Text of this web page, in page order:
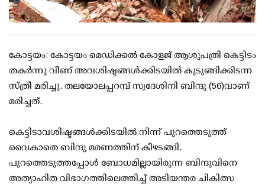
കോട്ടയം: കോട്ടയം മെഡിക്കല്‍ കോളജ് ആശുപത്രി കെട്ടിടം
തകര്‍ന്നു വീണ് അവശിഷ്ടങ്ങള്‍ക്കിടയില്‍ കുടുങ്ങിക്കിടന്ന
സ്ത്രീ മരിച്ചു. തലയോലപ്പറമ്പ് സ്വദേശിനി ബിന്ദു (56)വാണ്
മരിച്ചത്.
കെട്ടിടാവശിഷ്ടങ്ങള്‍ക്കിടയില്‍ നിന്ന് പുറത്തെടുത്ത്
വൈകാതെ ബിന്ദു മരണത്തിന് കീഴടങ്ങി.
പുറത്തെടുത്തപ്പോള്‍ ബോധമില്ലായിരുന്ന ബിന്ദുവിനെ
അത്യാഹിത വിഭാഗത്തിലെത്തിച്ച് അടിയന്തര ചികിത്സ